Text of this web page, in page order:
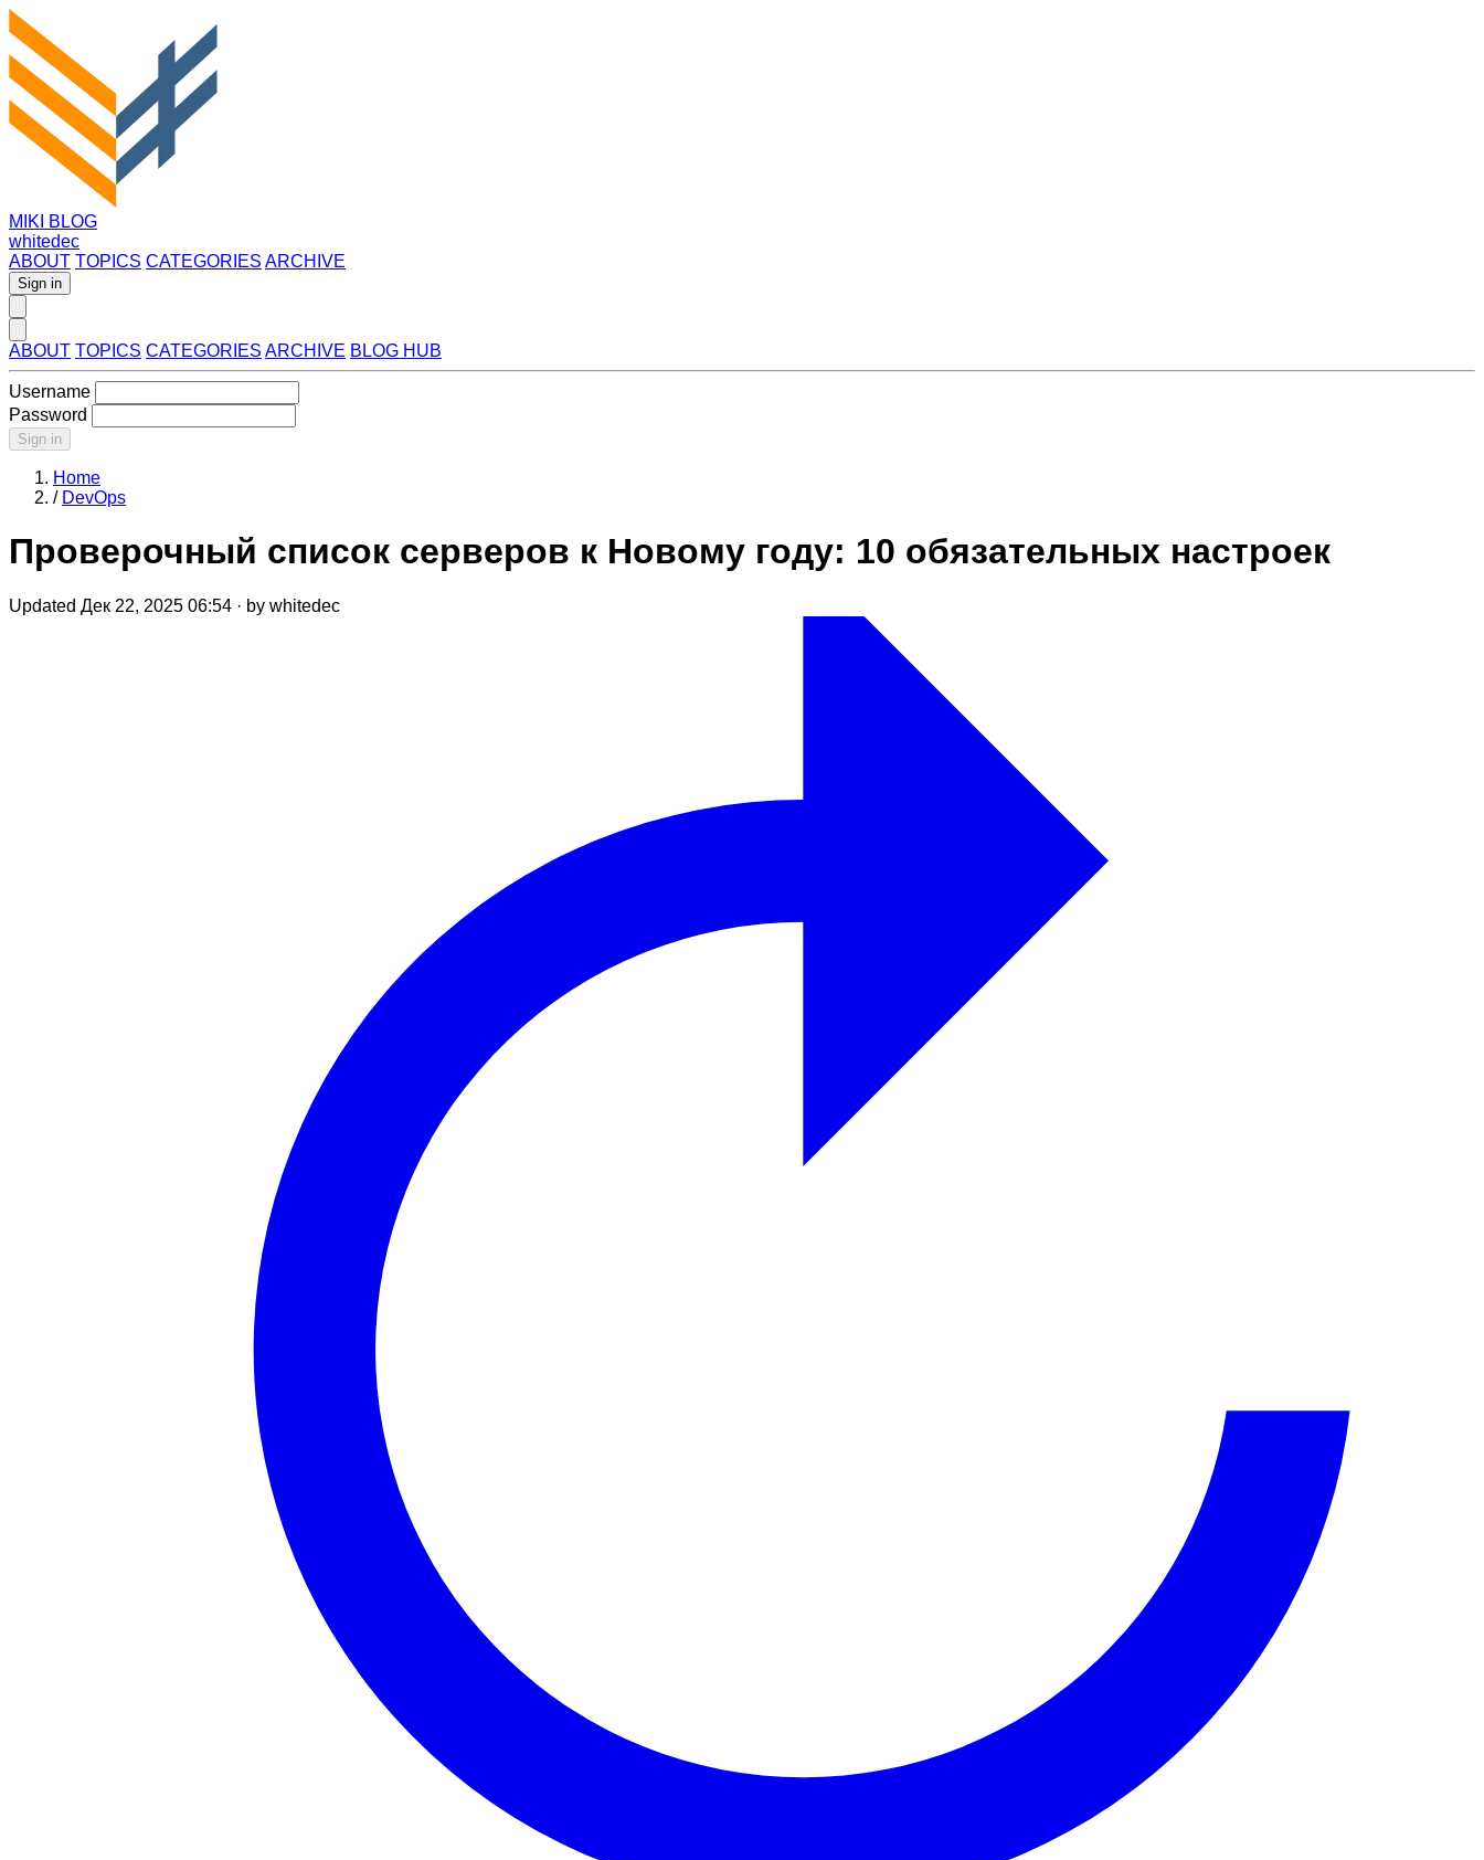
MIKI BLOG
whitedec
ABOUT TOPICS CATEGORIES ARCHIVE
Sign in
ABOUT TOPICS CATEGORIES ARCHIVE BLOG HUB
Username
Password
Sign in
Home
/ DevOps
Проверочный список серверов к Новому году: 10 обязательных настроек
Updated Дек 22, 2025 06:54 · by whitedec